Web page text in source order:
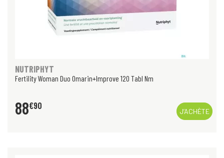
NUTRIPHYT
Fertility Woman Duo Omarin+Improve 120 Tabl Nm
88€90
J’ACHÈTE